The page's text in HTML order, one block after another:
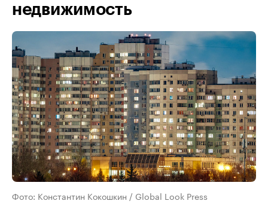
недвижимость
Фото: Константин Кокошкин / Global Look Press